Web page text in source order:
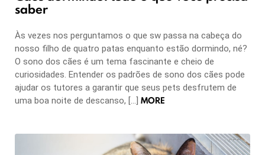
saber
Às vezes nos perguntamos o que sw passa na cabeça do
nosso filho de quatro patas enquanto estão dormindo, né?
O sono dos cães é um tema fascinante e cheio de
curiosidades. Entender os padrões de sono dos cães pode
ajudar os tutores a garantir que seus pets desfrutem de
uma boa noite de descanso, […] MORE